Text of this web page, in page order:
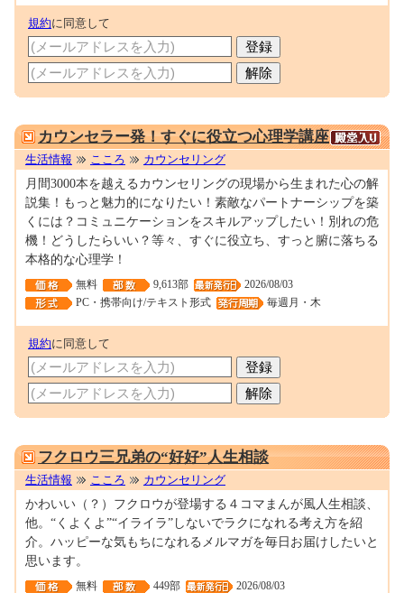
規約に同意して
カウンセラー発！すぐに役立つ心理学講座
生活情報 こころ カウンセリング
月間3000本を越えるカウンセリングの現場から生まれた心の解
説集！もっと魅力的になりたい！素敵なパートナーシップを築
くには？コミュニケーションをスキルアップしたい！別れの危
機！どうしたらいい？等々、すぐに役立ち、すっと腑に落ちる
本格的な心理学！
無料 9,613部
2026/08/03
PC・携帯向け/テキスト形式
毎週月・木
規約に同意して
フクロウ三兄弟の“好好”人生相談
生活情報 こころ カウンセリング
かわいい（？）フクロウが登場する４コマまんが風人生相談、
他。“くよくよ”“イライラ”しないでラクになれる考え方を紹
介。ハッピーな気もちになれるメルマガを毎日お届けしたいと
思います。
無料 449部
2026/08/03